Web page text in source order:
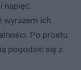
napięć.
wyrazem ich
Po prostu
pogodzić się z